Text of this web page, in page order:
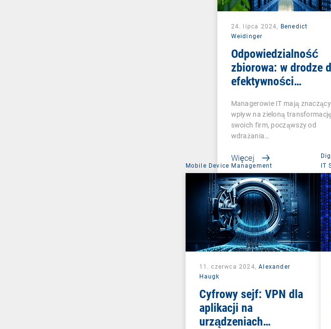
24. lipca 2024, Benedict
Weidinger
Odpowiedzialność
zbiorowa: w drodze
efektywności
infrastruktury IT
Managerowie IT mają znaczący
wpływ na zieloną transformację
swoich firm, począwszy od
wdrażania…
Więcej
Mobile Device Management
11. czerwca 2024,Alexander
Haugk
Cyfrowy sejf: VPN dla
aplikacji na
urządzeniach
IT